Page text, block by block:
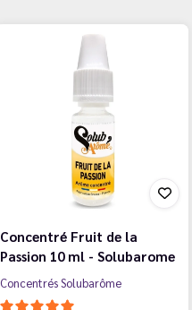
Concentré Fruit de la
Passion 10 ml - Solubarome
Concentrés Solubarôme